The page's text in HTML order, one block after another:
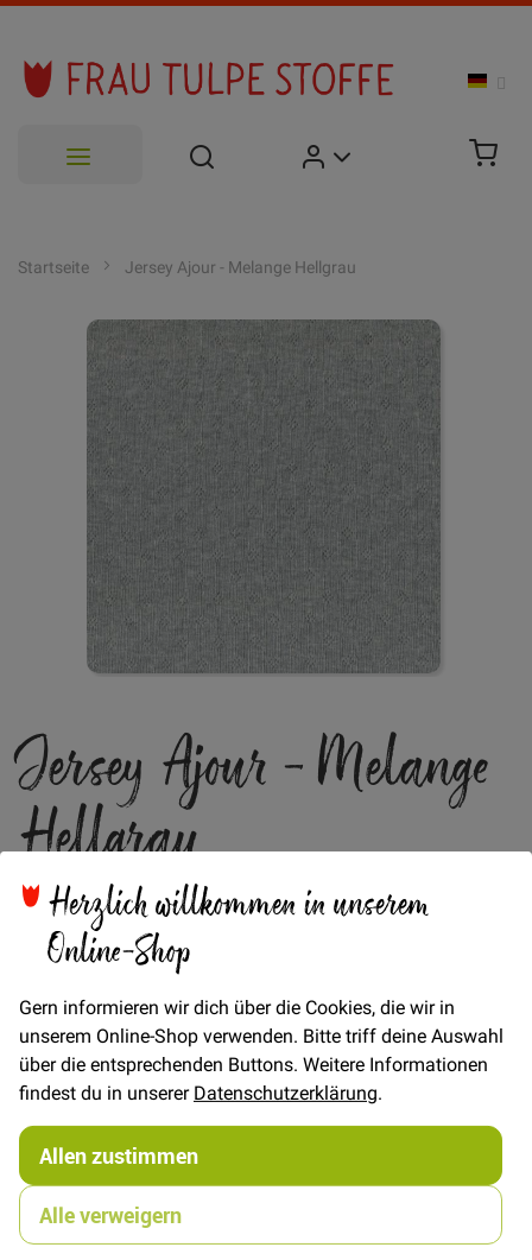
Herzlich willkommen in unserem
Online-Shop
Gern informieren wir dich über die Cookies, die wir in
unserem Online-Shop verwenden. Bitte triff deine Auswahl
über die entsprechenden Buttons. Weitere Informationen
findest du in unsererDatenschutzerklärung.
Allen zustimmen
Alle verweigern
Startseite Jersey Ajour - Melange Hellgrau
Bildgalerie
der
Bildgalerie
springen
Jersey Ajour - Melange
Hellgrau
Niedliches Lochmuster
VerfügbarkeitAuf Lager
14,00 €
€/METER(Freie Eingabe)
Menge